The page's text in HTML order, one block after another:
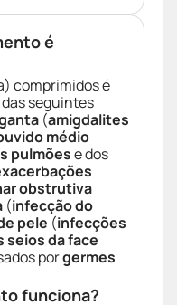
é
comprimidos é
seguintes
(amigdalites
médio
pulmõese dos
obstrutiva
(infecção do
pele (infecções
seios da face
porgermes
funciona?